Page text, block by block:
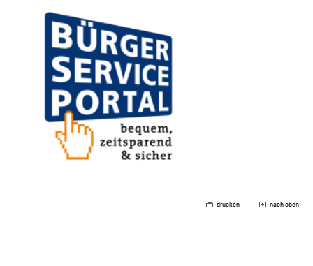
drucken nach oben